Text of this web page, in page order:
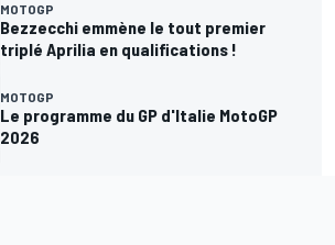
MOTOGP
Bezzecchi emmène le tout premier
triplé Aprilia en qualifications !
MOTOGP
Le programme du GP d'Italie MotoGP
2026